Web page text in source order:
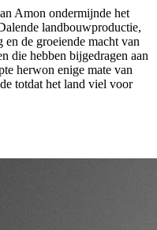
Amon ondermijnde het
landbouwproductie,
de groeiende macht van
die hebben bijgedragen aan
herwon enige mate van
totdat het land viel voor